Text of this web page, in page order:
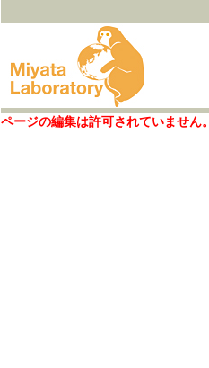
ページの編集は許可されていません。